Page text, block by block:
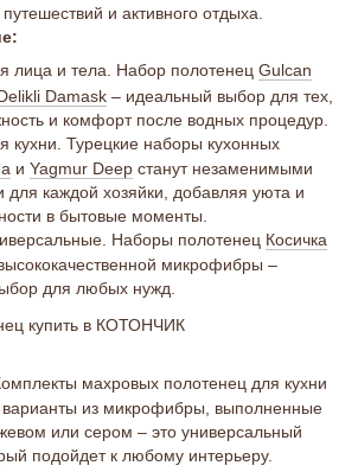
и активного отдыха.
лица и тела. Набор полотенец Gulcan
Damask – идеальный выбор для тех,
и комфорт после водных процедур.
кухни. Турецкие наборы кухонных
и Yagmur Deep станут незаменимыми
каждой хозяйки, добавляя уюта и
в бытовые моменты.
Наборы полотенец Косичка
микрофибры –
для любых нужд.
махровых полотенец для кухни
из микрофибры, выполненные
или сером – это универсальный
подойдет к любому интерьеру.